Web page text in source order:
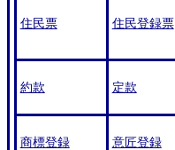
住民票 住民登録票
約款 定款
商標登録 意匠登録